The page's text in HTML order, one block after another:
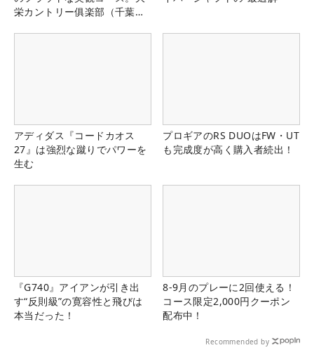
栄カントリー俱楽部（千葉
アディダス『コードカオス
27』は強烈な蹴りでパワーを
生む
プロギアのRS DUOはFW・UT
も完成度が高く購入者続出！
『G740』アイアンが引き出
す“反則級”の寛容性と飛びは
本当だった！
8-9月のプレーに2回使える！
コース限定2,000円クーポン
配布中！
Recommended by